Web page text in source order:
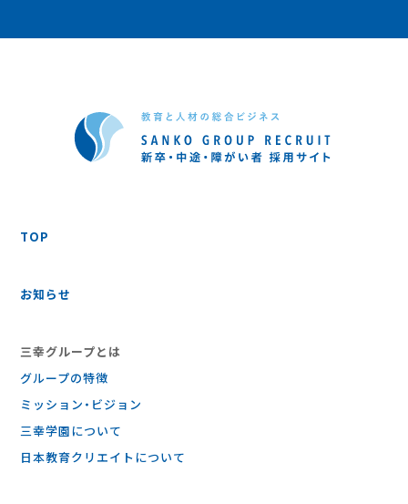
TOP
お知らせ
三幸グループとは
グループの特徴
ミッション・ビジョン
三幸学園について
日本教育クリエイトについて